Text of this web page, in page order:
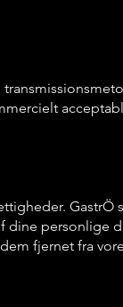
personlige
fjernet fra